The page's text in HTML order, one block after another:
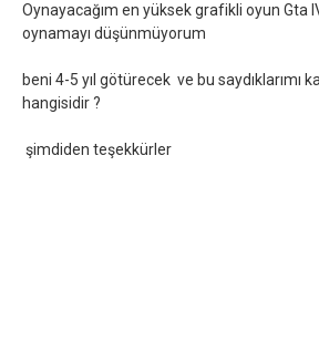
Oynayacağım en yüksek grafikli oyun Gta
oynamayı düşünmüyorum
beni 4-5 yıl götürecek ve bu saydıklarımı
hangisidir ?
şimdiden teşekkürler